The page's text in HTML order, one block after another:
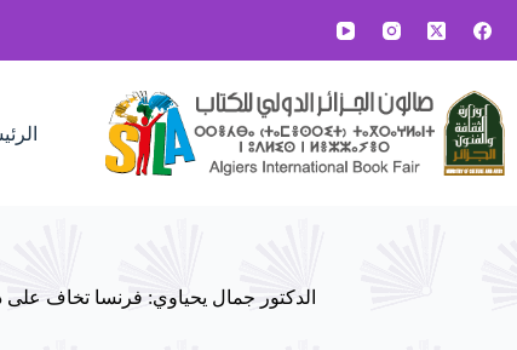
المحتوى
الدكتور جمال يحياوي: فرنسا تخاف على